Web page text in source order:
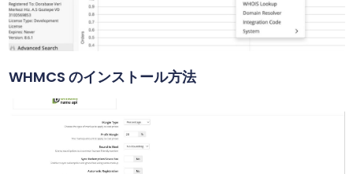
WHMCS のインストール方法